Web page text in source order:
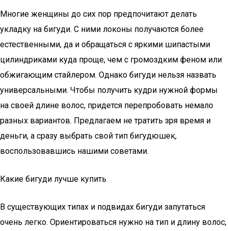
Многие женщины до сих пор предпочитают делать
укладку на бигуди. С ними локоны получаются более
естественными, да и обращаться с яркими шипастыми
цилиндриками куда проще, чем с громоздким феном или
обжигающим стайлером. Однако бигуди нельзя назвать
универсальными. Чтобы получить кудри нужной формы
на своей длине волос, придется перепробовать немало
разных вариантов. Предлагаем не тратить зря время и
деньги, а сразу выбрать свой тип бигудюшек,
воспользовавшись нашими советами.
Какие бигуди лучше купить
В существующих типах и подвидах бигуди запутаться
очень легко. Ориентироваться нужно на тип и длину волос,